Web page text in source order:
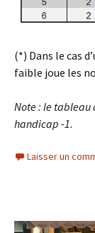
(*) Dans le cas
faible joue les
Note : le tableau
handicap -1.
Laisser un